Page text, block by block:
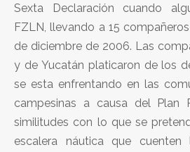
Sexta Declaración cuando
FZLN, llevando a 15
de diciembre de 2006. Las
y de Yucatán platicaron de los
se esta enfrentando en las
campesinas a causa del Plan
similitudes con lo que se
escalera náutica que